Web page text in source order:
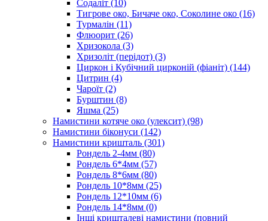
Содаліт (10)
Тигрове око, Бичаче око, Соколине око (16)
Турмалін (11)
Флюорит (26)
Хризокола (3)
Хризоліт (перідот) (3)
Циркон і Кубічний цирконій (фіаніт) (144)
Цитрин (4)
Чароїт (2)
Бурштин (8)
Яшма (25)
Намистини котяче око (улексит) (98)
Намистини біконуси (142)
Намистини кришталь (301)
Рондель 2-4мм (80)
Рондель 6*4мм (57)
Рондель 8*6мм (80)
Рондель 10*8мм (25)
Рондель 12*10мм (6)
Рондель 14*8мм (0)
Інші кришталеві намистини (повний